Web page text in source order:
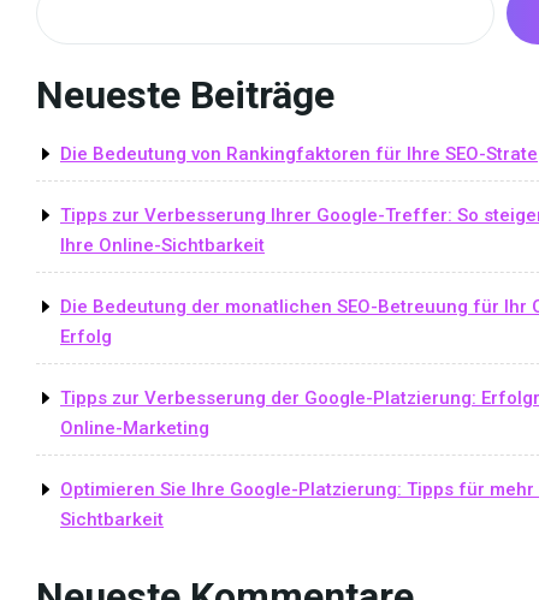
Neueste Beiträge
Die Bedeutung von Rankingfaktoren für Ihre SEO-
Tipps zur Verbesserung Ihrer Google-Treffer: So
Ihre Online-Sichtbarkeit
Die Bedeutung der monatlichen SEO-Betreuung für Ihr
Erfolg
Tipps zur Verbesserung der Google-Platzierung:
Online-Marketing
Optimieren Sie Ihre Google-Platzierung: Tipps für mehr
Sichtbarkeit